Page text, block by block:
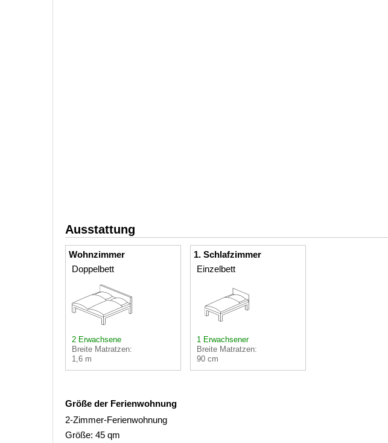
Ausstattung
Wohnzimmer
Doppelbett
2 Erwachsene
Breite Matratzen:
1,6 m
1. Schlafzimmer
Einzelbett
1 Erwachsener
Breite Matratzen:
90 cm
Größe der Ferienwohnung
2-Zimmer-Ferienwohnung
Größe: 45 qm